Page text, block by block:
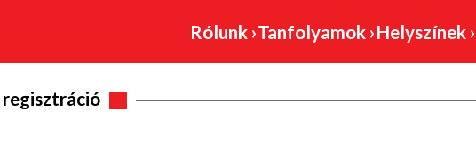
Rólunk ›Tanfolyamok ›Helyszínek ›
regisztráció